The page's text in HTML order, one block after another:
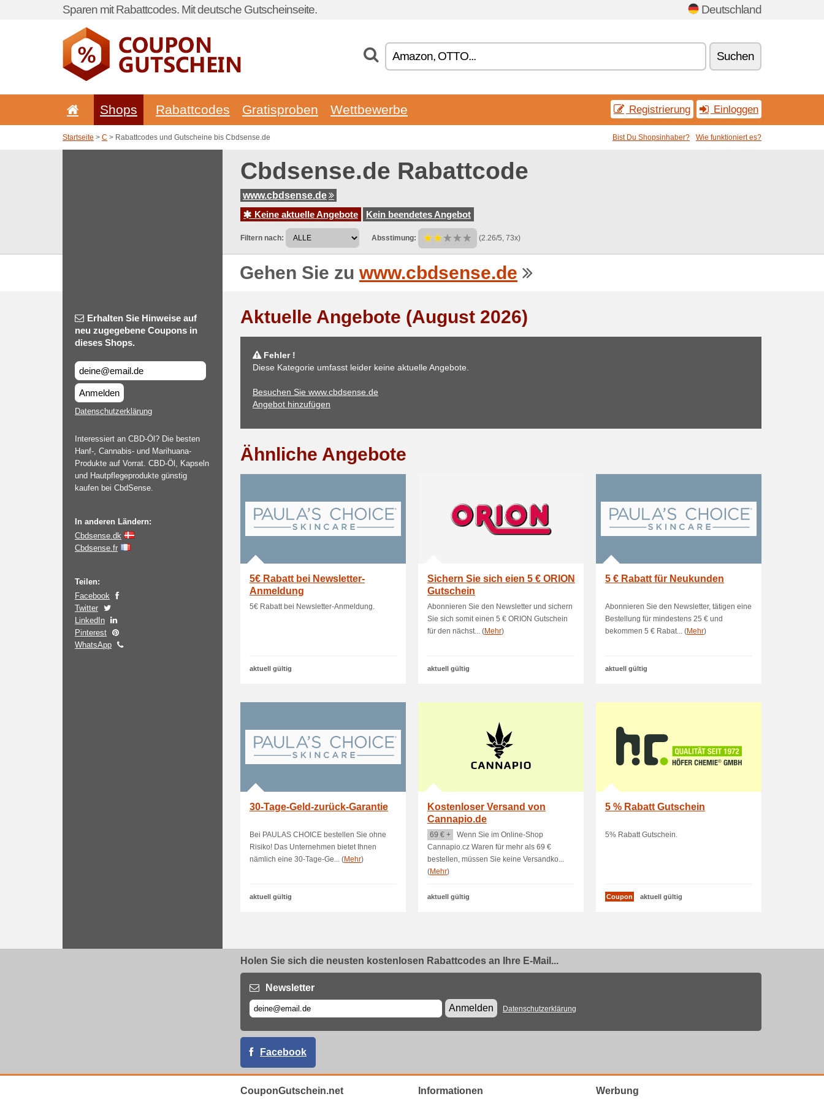
Sparen mit Rabattcodes. Mit deutsche Gutscheinseite. Deutschland
Suchen
Shops Rabattcodes Gratisproben Wettbewerbe Registrierung Einloggen
Startseite > C > Rabattcodes und Gutscheine bis Cbdsense.de Bist Du Shopsinhaber? Wie funktioniert es?
Cbdsense.de Rabattcode
www.cbdsense.de
Keine aktuelle Angebote
Kein beendetes Angebot
Filtern nach: Absstimung: (2.26/5, 73x)
Gehen Sie zu www.cbdsense.de
Erhalten Sie Hinweise auf
neu zugegebene Coupons in
dieses Shops.
Anmelden
Datenschutzerklärung
Interessiert an CBD-Öl? Die besten
Hanf-, Cannabis- und Marihuana-
Produkte auf Vorrat. CBD-Öl, Kapseln
und Hautpflegeprodukte günstig
kaufen bei CbdSense.
In anderen Ländern:
Cbdsense.dk
Cbdsense.fr
Teilen:
Facebook
Twitter
LinkedIn
Pinterest
WhatsApp
Aktuelle Angebote (August 2026)
Fehler !
Diese Kategorie umfasst leider keine aktuelle Angebote.
Besuchen Sie www.cbdsense.de
Angebot hinzufügen
Ähnliche Angebote
5€ Rabatt bei Newsletter-
Anmeldung
5€ Rabatt bei Newsletter-Anmeldung.
aktuell gültig
Sichern Sie sich eien 5 € ORION
Gutschein
Abonnieren Sie den Newsletter und sichern
Sie sich somit einen 5 € ORION Gutschein
für den nächst... (Mehr)
aktuell gültig
5 € Rabatt für Neukunden
Abonnieren Sie den Newsletter, tätigen eine
Bestellung für mindestens 25 € und
bekommen 5 € Rabat... (Mehr)
aktuell gültig
30-Tage-Geld-zurück-Garantie
Bei PAULAS CHOICE bestellen Sie ohne
Risiko! Das Unternehmen bietet Ihnen
nämlich eine 30-Tage-Ge... (Mehr)
aktuell gültig
Kostenloser Versand von
Cannapio.de
69 € +
Wenn Sie im Online-Shop
Cannapio.cz Waren für mehr als 69 €
bestellen, müssen Sie keine Versandko...
(Mehr)
aktuell gültig
5 % Rabatt Gutschein
5% Rabatt Gutschein.
Coupon aktuell gültig
Holen Sie sich die neusten kostenlosen Rabattcodes an Ihre E-Mail...
Newsletter
Anmelden
Datenschutzerklärung
Facebook
CouponGutschein.net Informationen Werbung